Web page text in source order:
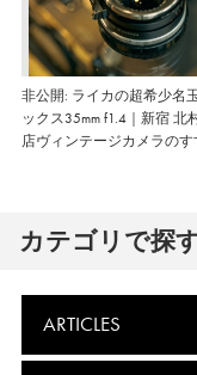
非公開: ライカの超希少名
ックス35mm f1.4｜新宿 北
店ヴィンテージカメラのす
カテゴリで探
ARTICLES